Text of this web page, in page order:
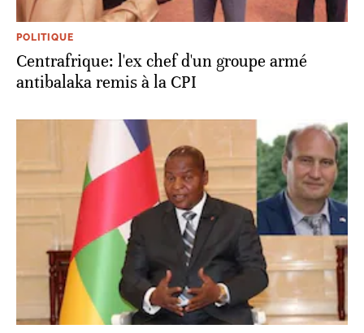
POLITIQUE
Centrafrique: l'ex chef d'un groupe armé
antibalaka remis à la CPI